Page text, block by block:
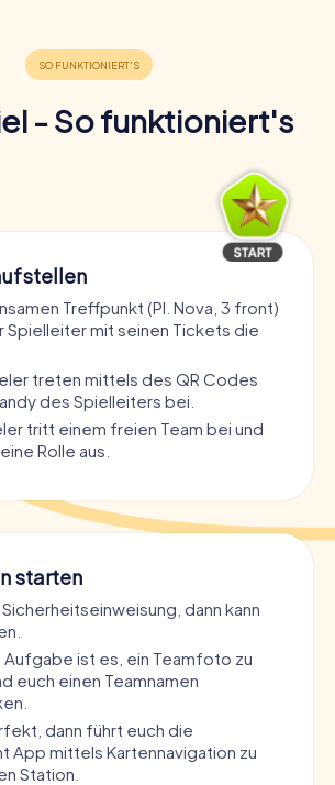
- So funktioniert's
Treffpunkt (Pl. Nova, 3 front)
Spielleiter mit seinen Tickets die
treten mittels des QR Codes
des Spielleiters bei.
tritt einem freien Team bei und
Rolle aus.
starten
dann kann
Aufgabe ist es, ein Teamfoto zu
euch einen Teamnamen
dann führt euch die
App mittels Kartennavigation zu
Station.